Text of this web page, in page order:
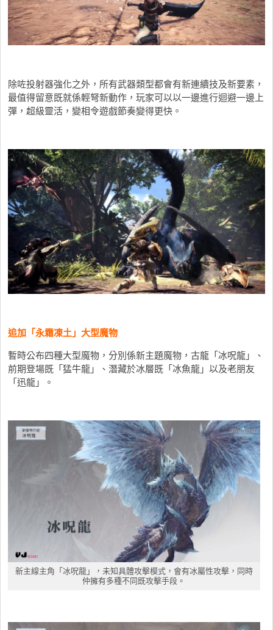
除咗投射器強化之外，所有武器類型都會有新連續技及新要素，
最值得留意既就係輕弩新動作，玩家可以以一邊進行迴避一邊上
彈，超級靈活，變相令遊戲節奏變得更快。
追加「永霜凍土」大型魔物
暫時公布四種大型魔物，分別係新主題魔物，古龍「冰呪龍」、
前期登場既「猛牛龍」、潛藏於冰層既「冰魚龍」以及老朋友
「迅龍」。
新主線主角「冰呪龍」，未知具體攻擊模式，會有冰屬性攻擊，同時
仲擁有多種不同既攻擊手段。